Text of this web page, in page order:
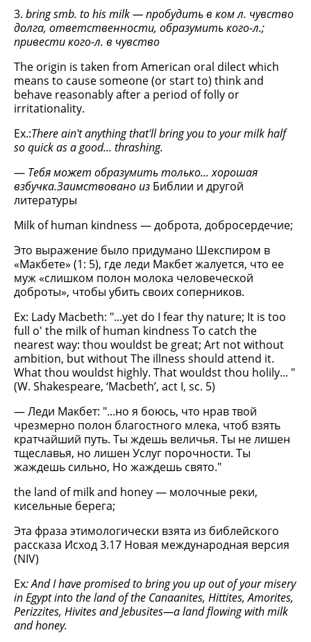
3. bring smb. to his milk — пробудить в ком л. чувство
долга, ответственности, образумить кого-л.;
привести кого-л. в чувство
The origin is taken from American oral dilect which
means to cause someone (or start to) think and
behave reasonably after a period of folly or
irritationality.
Ex.:There ain't anything that'll bring you to your milk half
so quick as a good... thrashing.
— Тебя может образумить только... хорошая
взбучка.Заимствовано из Библии и другой
литературы
Milk of human kindness — доброта, добросердечие;
Это выражение было придумано Шекспиром в
«Макбете» (1: 5), где леди Макбет жалуется, что ее
муж «слишком полон молока человеческой
доброты», чтобы убить своих соперников.
Ex: Lady Macbeth: "...yet do I fear thy nature; It is too
full o' the milk of human kindness To catch the
nearest way: thou wouldst be great; Art not without
ambition, but without The illness should attend it.
What thou wouldst highly. That wouldst thou holily... "
(W. Shakespeare, ‘Macbeth’, act I, sc. 5)
— Леди Макбет: "...но я боюсь, что нрав твой
чрезмерно полон благостного млека, чтоб взять
кратчайший путь. Ты ждешь величья. Ты не лишен
тщеславья, но лишен Услуг порочности. Ты
жаждешь сильно, Но жаждешь свято."
the land of milk and honey — молочные реки,
кисельные берега;
Эта фраза этимологически взята из библейского
рассказа Исход 3.17 Новая международная версия
(NIV)
Ex: And I have promised to bring you up out of your misery
in Egypt into the land of the Canaanites, Hittites, Amorites,
Perizzites, Hivites and Jebusites—a land flowing with milk
and honey.